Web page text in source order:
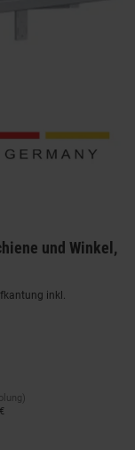
und Winkel,
inkl.